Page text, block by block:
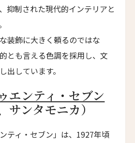
イロン
ベート・スイート
抑制された現代的インテリアと
装飾に大きく頼るのではな
とも言える色調を採用し、文
出しています。
エンティ・セブン
サンタモニカ）
ティ・セブン」は、1927年頃